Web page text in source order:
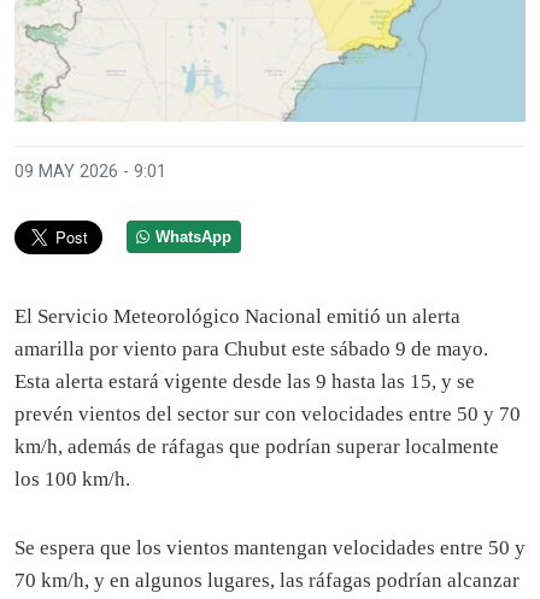
09 MAY 2026 - 9:01
WhatsApp
El Servicio Meteorológico Nacional emitió un alerta
amarilla por viento para Chubut este sábado 9 de mayo.
Esta alerta estará vigente desde las 9 hasta las 15, y se
prevén vientos del sector sur con velocidades entre 50 y 70
km/h, además de ráfagas que podrían superar localmente
los 100 km/h.
Se espera que los vientos mantengan velocidades entre 50 y
70 km/h, y en algunos lugares, las ráfagas podrían alcanzar